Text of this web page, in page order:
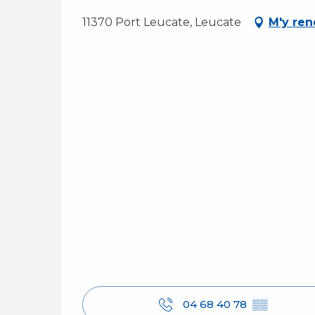
11370 Port Leucate, Leucate M'y
04 68 40 78 ▒▒